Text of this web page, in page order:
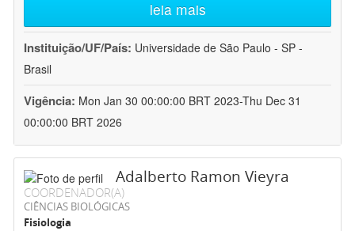
leia mais
Instituição/UF/País: Universidade de São Paulo - SP -
Brasil
Vigência: Mon Jan 30 00:00:00 BRT 2023-Thu Dec 31
00:00:00 BRT 2026
Adalberto Ramon Vieyra
COORDENADOR(A)
CIÊNCIAS BIOLÓGICAS
Fisiologia